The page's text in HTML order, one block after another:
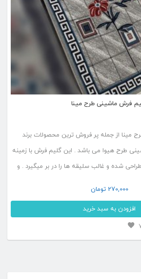
فرش ماشینی طرح مینا
مینا از جمله پر فروش ترین محصولات برند
طرح هیوا می باشد . این گلیم فرش با زمینه
شده و غالب سلیقه ها را در بر میگیرد . و
270,000 تومان
افزودن به سبد خرید
محصول